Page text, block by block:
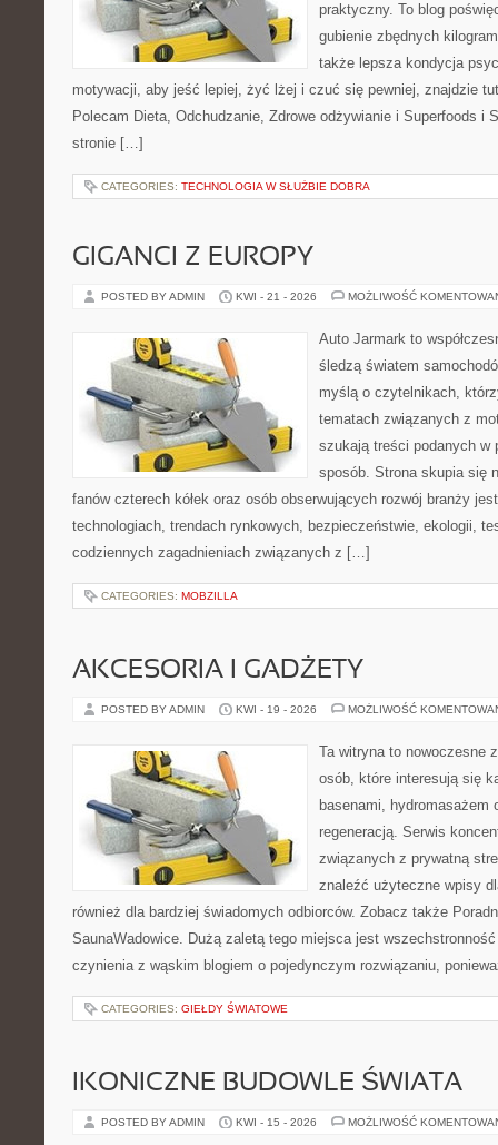
praktyczny. To blog
gubienie zbędnych
także lepsza kondycja
motywacji, aby jeść lepiej, żyć lżej i czuć się pewniej, znajdzie
Polecam Dieta, Odchudzanie, Zdrowe odżywianie i Superfoods i
stronie […]
CATEGORIES: TECHNOLOGIA W SŁUŻBIE DOBRA
GIGANCI Z EUROPY
POSTED BY ADMIN KWI - 21 - 2026 MOŻLIWOŚĆ
Auto Jarmark to
śledzą światem
myślą o czytelnikach,
tematach związanych z
szukają treści podanych w
sposób. Strona skupia się
fanów czterech kółek oraz osób obserwujących rozwój branży
technologiach, trendach rynkowych, bezpieczeństwie, ekologii,
codziennych zagadnieniach związanych z […]
CATEGORIES: MOBZILLA
AKCESORIA I GADŻETY
POSTED BY ADMIN KWI - 19 - 2026 MOŻLIWOŚĆ
Ta witryna to nowoczesne
osób, które interesują się
basenami, hydromasażem
regeneracją. Serwis
związanych z prywatną
znaleźć użyteczne wpisy
również dla bardziej świadomych odbiorców. Zobacz także
SaunaWadowice. Dużą zaletą tego miejsca jest
czynienia z wąskim blogiem o pojedynczym rozwiązaniu,
CATEGORIES: GIEŁDY ŚWIATOWE
IKONICZNE BUDOWLE ŚWIATA
POSTED BY ADMIN KWI - 15 - 2026 MOŻLIWOŚĆ